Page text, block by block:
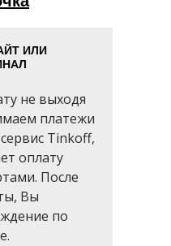
ИЛИ
не выходя
платежи
Tinkoff,
оплату
После
Вы
по